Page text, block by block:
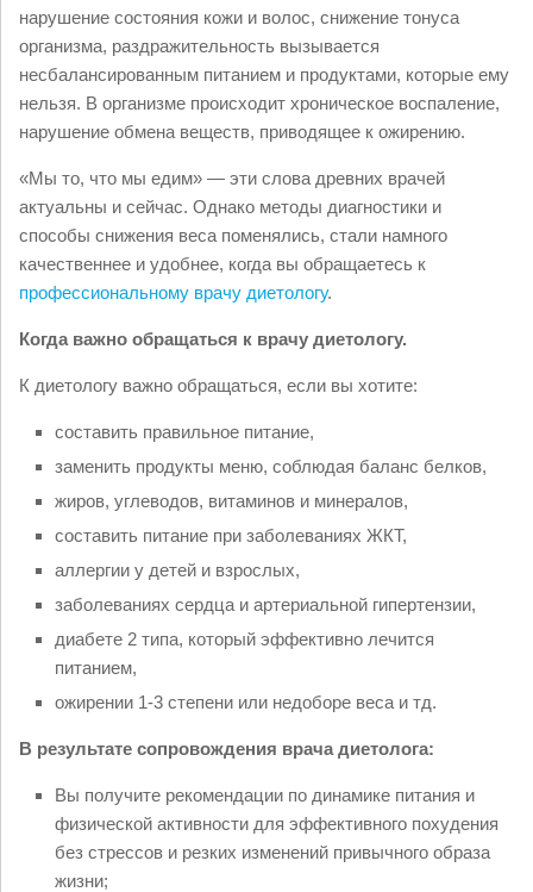
нарушение состояния кожи и волос, снижение тонуса
организма, раздражительность вызывается
несбалансированным питанием и продуктами, которые ему
нельзя. В организме происходит хроническое воспаление,
нарушение обмена веществ, приводящее к ожирению.
«Мы то, что мы едим» — эти слова древних врачей
актуальны и сейчас. Однако методы диагностики и
способы снижения веса поменялись, стали намного
качественнее и удобнее, когда вы обращаетесь к
профессиональному врачу диетологу.
Когда важно обращаться к врачу диетологу.
К диетологу важно обращаться, если вы хотите:
составить правильное питание,
заменить продукты меню, соблюдая баланс белков,
жиров, углеводов, витаминов и минералов,
составить питание при заболеваниях ЖКТ,
аллергии у детей и взрослых,
заболеваниях сердца и артериальной гипертензии,
диабете 2 типа, который эффективно лечится
питанием,
ожирении 1-3 степени или недоборе веса и тд.
В результате сопровождения врача диетолога:
Вы получите рекомендации по динамике питания и
физической активности для эффективного похудения
без стрессов и резких изменений привычного образа
жизни;